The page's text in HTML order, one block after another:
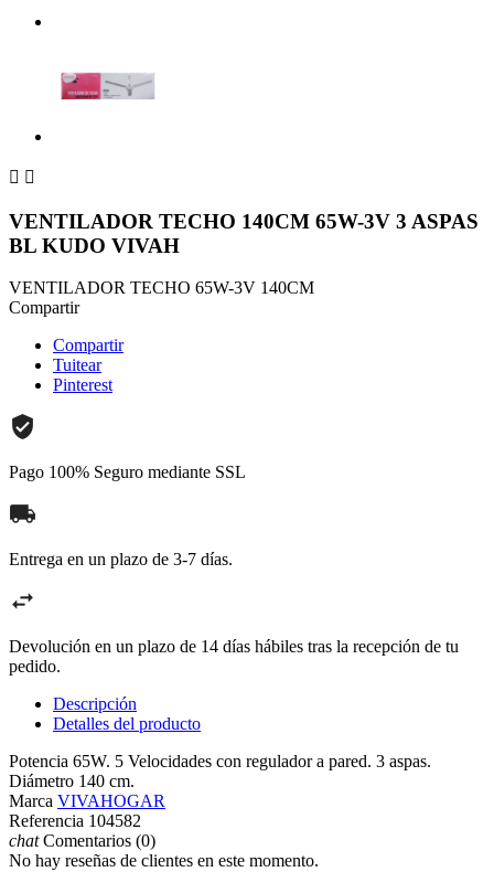
 
VENTILADOR TECHO 140CM 65W-3V 3 ASPAS
BL KUDO VIVAH
VENTILADOR TECHO 65W-3V 140CM
Compartir
Compartir
Tuitear
Pinterest
Pago 100% Seguro mediante SSL
Entrega en un plazo de 3-7 días.
Devolución en un plazo de 14 días hábiles tras la recepción de tu
pedido.
Descripción
Detalles del producto
Potencia 65W. 5 Velocidades con regulador a pared. 3 aspas.
Diámetro 140 cm.
Marca VIVAHOGAR
Referencia 104582
chatComentarios (0)
No hay reseñas de clientes en este momento.